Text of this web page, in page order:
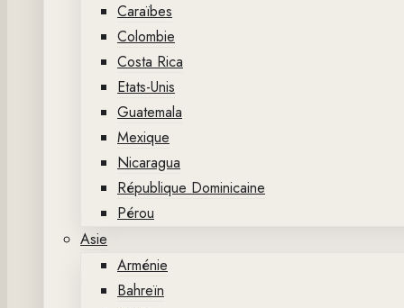
Caraïbes
Colombie
Costa Rica
Etats-Unis
Guatemala
Mexique
Nicaragua
République Dominicaine
Pérou
Asie
Arménie
Bahreïn